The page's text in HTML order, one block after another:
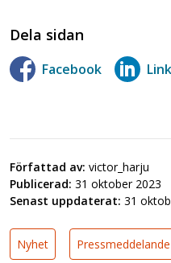
Dela sidan
Facebook
Författad av: victor_harju
Publicerad: 31 oktober 2023
Senast uppdaterat: 31
Nyhet Pressmeddelande